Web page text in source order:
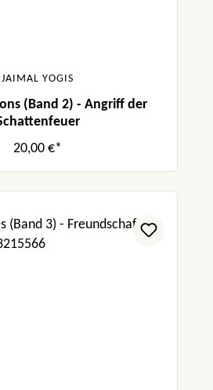
JAIMAL YOGIS
(Band 2) - Angriff der
20,00 €*